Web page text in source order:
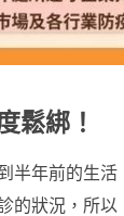
鬆綁！
半年前的生
的狀況，所